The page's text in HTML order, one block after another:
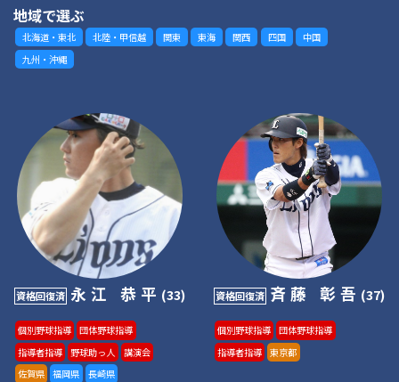
地域で選ぶ
北海道・東北 北陸・甲信越 関東 東海 関西 四国
中国
九州・沖縄
資格回復済 永江 恭平 (33)
個別野球指導
団体野球指導
指導者指導
野球助っ人
講演会
佐賀県
福岡県 長崎県
資格回復済 斉藤 彰吾 (37)
個別野球指導
団体野球指導
指導者指導
東京都